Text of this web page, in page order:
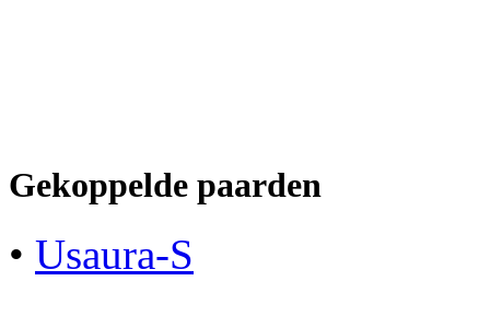
Gekoppelde paarden
• Usaura-S